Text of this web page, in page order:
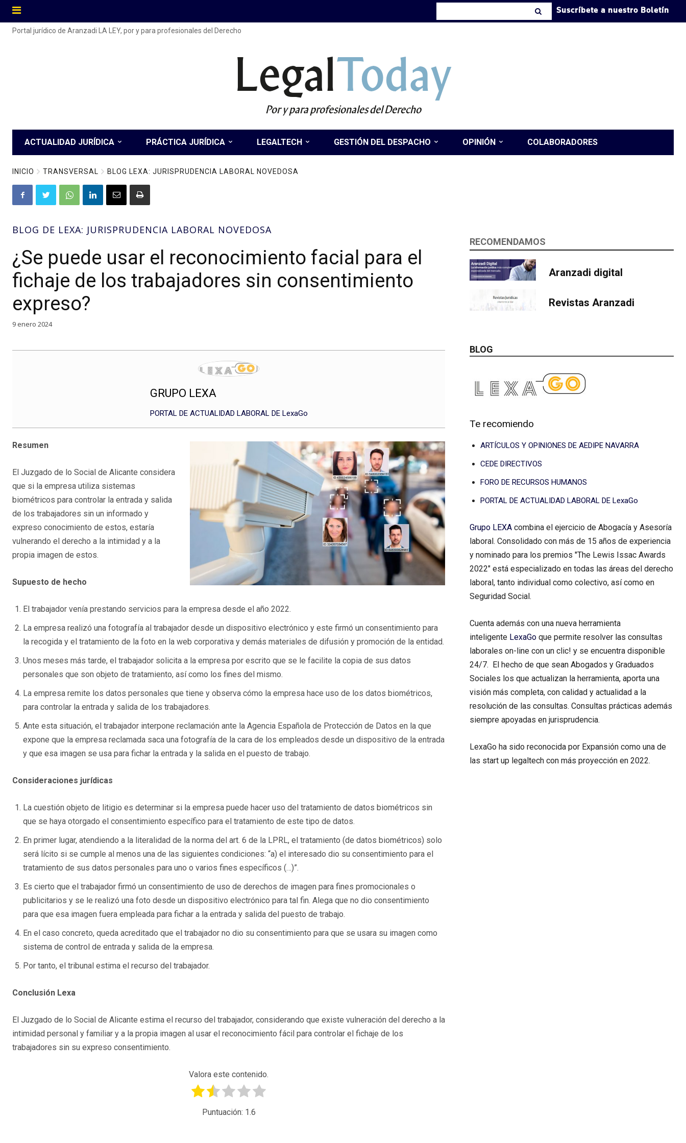
Suscríbete a nuestro Boletín
Portal jurídico de Aranzadi LA LEY, por y para profesionales del Derecho
LegalToday
Por y para profesionales del Derecho
ACTUALIDAD JURÍDICA PRÁCTICA JURÍDICA LEGALTECH GESTIÓN DEL DESPACHO OPINIÓN COLABORADORES
INICIO TRANSVERSAL BLOG LEXA: JURISPRUDENCIA LABORAL NOVEDOSA
BLOG DE LEXA: JURISPRUDENCIA LABORAL NOVEDOSA
¿Se puede usar el reconocimiento facial para el
fichaje de los trabajadores sin consentimiento
expreso?
9 enero 2024
GRUPO LEXA
PORTAL DE ACTUALIDAD LABORAL DE LexaGo
Resumen
El Juzgado de lo Social de Alicante considera
que si la empresa utiliza sistemas
biométricos para controlar la entrada y salida
de los trabajadores sin un informado y
expreso conocimiento de estos, estaría
vulnerando el derecho a la intimidad y a la
propia imagen de estos.
Supuesto de hecho
El trabajador venía prestando servicios para la empresa desde el año 2022.
La empresa realizó una fotografía al trabajador desde un dispositivo electrónico y este firmó un consentimiento para
la recogida y el tratamiento de la foto en la web corporativa y demás materiales de difusión y promoción de la entidad.
Unos meses más tarde, el trabajador solicita a la empresa por escrito que se le facilite la copia de sus datos
personales que son objeto de tratamiento, así como los fines del mismo.
La empresa remite los datos personales que tiene y observa cómo la empresa hace uso de los datos biométricos,
para controlar la entrada y salida de los trabajadores.
Ante esta situación, el trabajador interpone reclamación ante la Agencia Española de Protección de Datos en la que
expone que la empresa reclamada saca una fotografía de la cara de los empleados desde un dispositivo de la entrada
y que esa imagen se usa para fichar la entrada y la salida en el puesto de trabajo.
Consideraciones jurídicas
La cuestión objeto de litigio es determinar si la empresa puede hacer uso del tratamiento de datos biométricos sin
que se haya otorgado el consentimiento específico para el tratamiento de este tipo de datos.
En primer lugar, atendiendo a la literalidad de la norma del art. 6 de la LPRL, el tratamiento (de datos biométricos) solo
será lícito si se cumple al menos una de las siguientes condiciones: “a) el interesado dio su consentimiento para el
tratamiento de sus datos personales para uno o varios fines específicos (…)”.
Es cierto que el trabajador firmó un consentimiento de uso de derechos de imagen para fines promocionales o
publicitarios y se le realizó una foto desde un dispositivo electrónico para tal fin. Alega que no dio consentimiento
para que esa imagen fuera empleada para fichar a la entrada y salida del puesto de trabajo.
En el caso concreto, queda acreditado que el trabajador no dio su consentimiento para que se usara su imagen como
sistema de control de entrada y salida de la empresa.
Por tanto, el tribunal estima el recurso del trabajador.
Conclusión Lexa
El Juzgado de lo Social de Alicante estima el recurso del trabajador, considerando que existe vulneración del derecho a la
intimidad personal y familiar y a la propia imagen al usar el reconocimiento fácil para controlar el fichaje de los
trabajadores sin su expreso consentimiento.
Valora este contenido.
Puntuación: 1.6
RECOMENDAMOS
Aranzadi digital
Revistas Aranzadi
BLOG
Te recomiendo
ARTÍCULOS Y OPINIONES DE AEDIPE NAVARRA
CEDE DIRECTIVOS
FORO DE RECURSOS HUMANOS
PORTAL DE ACTUALIDAD LABORAL DE LexaGo
Grupo LEXA combina el ejercicio de Abogacía y Asesoría
laboral. Consolidado con más de 15 años de experiencia
y nominado para los premios "The Lewis Issac Awards
2022" está especializado en todas las áreas del derecho
laboral, tanto individual como colectivo, así como en
Seguridad Social.
Cuenta además con una nueva herramienta
inteligente LexaGo que permite resolver las consultas
laborales on-line con un clic! y se encuentra disponible
24/7. El hecho de que sean Abogados y Graduados
Sociales los que actualizan la herramienta, aporta una
visión más completa, con calidad y actualidad a la
resolución de las consultas. Consultas prácticas además
siempre apoyadas en jurisprudencia.
LexaGo ha sido reconocida por Expansión como una de
las start up legaltech con más proyección en 2022.